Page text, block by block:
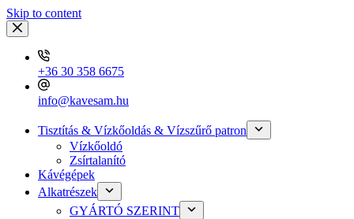
Skip to content
+36 30 358 6675
info@kavesam.hu
Tisztítás & Vízkőoldás & Vízszűrő patron
Vízkőoldó
Zsírtalanító
Kávégépek
Alkatrészek
GYÁRTÓ SZERINT